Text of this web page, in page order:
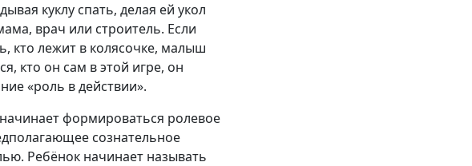
куклу спать, делая ей укол
врач или строитель. Если
кто лежит в колясочке, малыш
кто он сам в этой игре, он
«роль в действии».
формироваться ролевое
сознательное
Ребёнок начинает называть